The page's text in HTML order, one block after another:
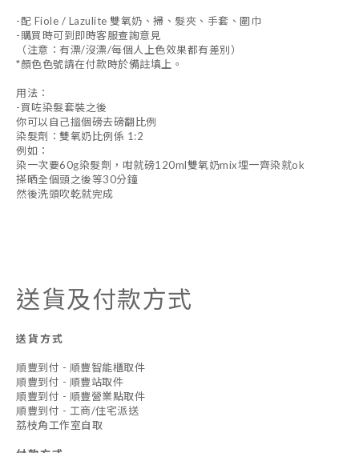
-配 Fiole / Lazulite 雙氧奶、掃、髮夾、手套、圍巾
-購買時可到即時客服查詢意見
（注意：有漂/沒漂/每個人上色效果都有差別）
*顏色色號請在付款時於備註填上。
用法：
-買咗染髮套裝之後
你可以自己搵個磅去磅翻比例
染髮劑：雙氧奶比例係 1:2
例如：
染一次要60g染髮劑，咁就磅120ml雙氧奶mix埋一齊染就ok
搽晒全個頭之後等30分鐘
然後洗頭吹乾就完成
送貨及付款方式
送貨方式
順豐到付 - 順豐智能櫃取件
順豐到付 - 順豐站取件
順豐到付 - 順豐營業點取件
順豐到付 - 工商/住宅派送
荔枝角工作室自取